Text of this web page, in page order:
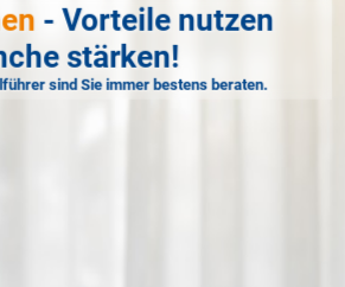
- Vorteile nutzen
stärken!
sind Sie immer bestens beraten.